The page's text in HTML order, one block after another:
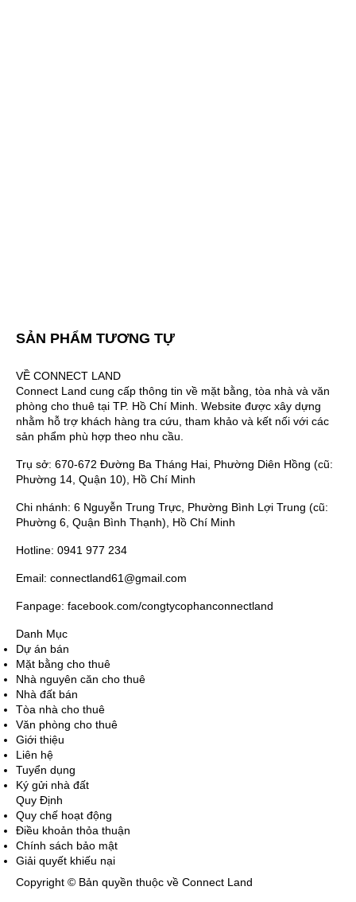
SẢN PHẨM TƯƠNG TỰ
VỀ CONNECT LAND
Connect Land cung cấp thông tin về mặt bằng, tòa nhà và văn
phòng cho thuê tại TP. Hồ Chí Minh. Website được xây dựng
nhằm hỗ trợ khách hàng tra cứu, tham khảo và kết nối với các
sản phẩm phù hợp theo nhu cầu.
Trụ sở: 670-672 Đường Ba Tháng Hai, Phường Diên Hồng (cũ:
Phường 14, Quận 10), Hồ Chí Minh
Chi nhánh: 6 Nguyễn Trung Trực, Phường Bình Lợi Trung (cũ:
Phường 6, Quận Bình Thạnh), Hồ Chí Minh
Hotline: 0941 977 234
Email: connectland61@gmail.com
Fanpage: facebook.com/congtycophanconnectland
Danh Mục
Dự án bán
Mặt bằng cho thuê
Nhà nguyên căn cho thuê
Nhà đất bán
Tòa nhà cho thuê
Văn phòng cho thuê
Giới thiệu
Liên hệ
Tuyển dụng
Ký gửi nhà đất
Quy Định
Quy chế hoạt động
Điều khoản thỏa thuận
Chính sách bảo mật
Giải quyết khiếu nại
Copyright © Bản quyền thuộc về Connect Land